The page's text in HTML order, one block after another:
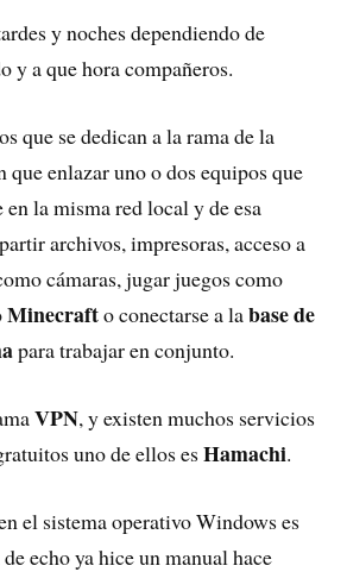
y noches dependiendo de
y a que hora compañeros.
que se dedican a la rama de la
enlazar uno o dos equipos que
la misma red local y de esa
archivos, impresoras, acceso a
cámaras, jugar juegos como
Minecrafto conectarse a labase de
para trabajar en conjunto.
VPN, y existen muchos servicios
uno de ellos esHamachi.
el sistema operativo Windows es
echo ya hice un manual hace